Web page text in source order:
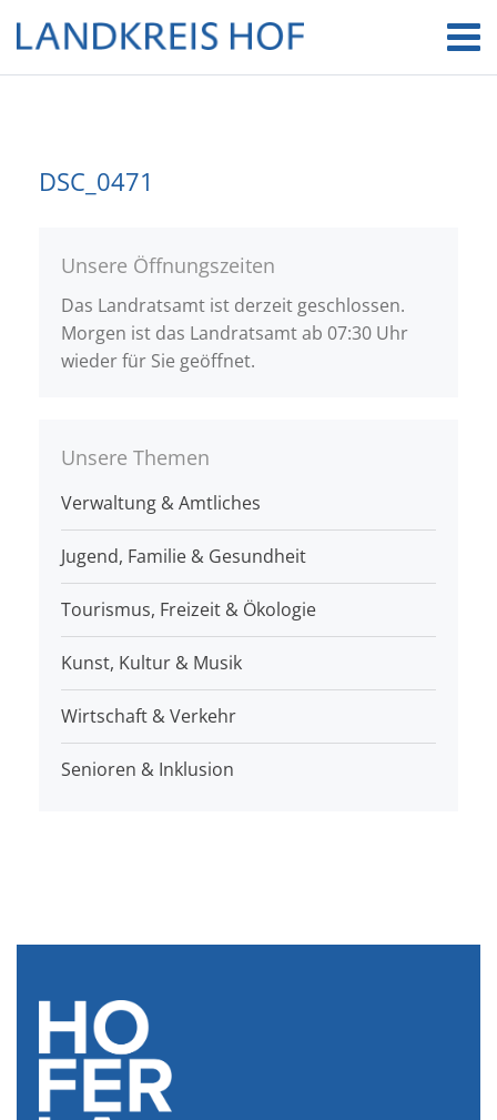
DSC_0471
Unsere Öffnungszeiten
Das Landratsamt ist derzeit geschlossen.
Morgen ist das Landratsamt ab 07:30 Uhr
wieder für Sie geöffnet.
Unsere Themen
Verwaltung & Amtliches
Jugend, Familie & Gesundheit
Tourismus, Freizeit & Ökologie
Kunst, Kultur & Musik
Wirtschaft & Verkehr
Senioren & Inklusion